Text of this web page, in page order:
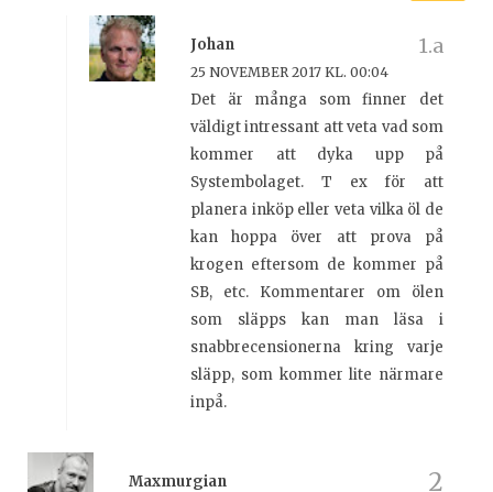
Johan
25 NOVEMBER 2017 KL. 00:04
Det är många som finner det
väldigt intressant att veta vad som
kommer att dyka upp på
Systembolaget. T ex för att
planera inköp eller veta vilka öl de
kan hoppa över att prova på
krogen eftersom de kommer på
SB, etc. Kommentarer om ölen
som släpps kan man läsa i
snabbrecensionerna kring varje
släpp, som kommer lite närmare
inpå.
Maxmurgian